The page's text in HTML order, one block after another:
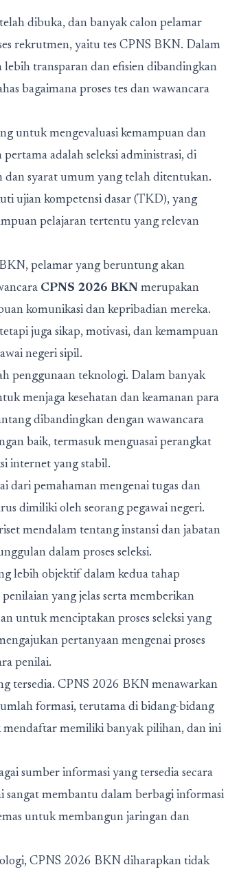
dibuka, dan banyak calon pelamar
rekrutmen, yaitu tes CPNS BKN. Dalam
transparan dan efisien dibandingkan
bagaimana proses tes dan wawancara
untuk mengevaluasi kemampuan dan
adalah seleksi administrasi, di
dan syarat umum yang telah ditentukan.
ujian kompetensi dasar (TKD), yang
pelajaran tertentu yang relevan
pelamar yang beruntung akan
CPNS 2026 BKN merupakan
komunikasi dan kepribadian mereka.
juga sikap, motivasi, dan kemampuan
negeri sipil.
penggunaan teknologi. Dalam banyak
menjaga kesehatan dan keamanan para
dibandingkan dengan wawancara
baik, termasuk menguasai perangkat
internet yang stabil.
dari pemahaman mengenai tugas dan
dimiliki oleh seorang pegawai negeri.
mendalam tentang instansi dan jabatan
dalam proses seleksi.
lebih objektif dalam kedua tahap
yang jelas serta memberikan
untuk menciptakan proses seleksi yang
pertanyaan mengenai proses
penilai.
tersedia. CPNS 2026 BKN menawarkan
formasi, terutama di bidang-bidang
memiliki banyak pilihan, dan ini
sumber informasi yang tersedia secara
sangat membantu dalam berbagi informasi
untuk membangun jaringan dan
CPNS 2026 BKN diharapkan tidak